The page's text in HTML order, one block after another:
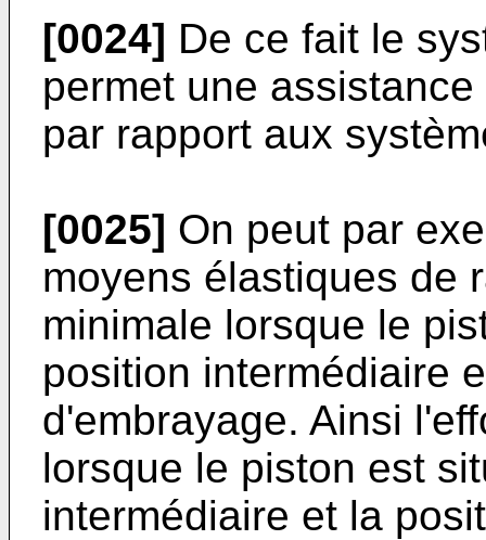
[0024] De ce fait le
permet une
par rapport aux
[0025] On peut par
moyens élastiques de
minimale lorsque le
position intermédiaire
d'embrayage. Ainsi
lorsque le piston est
intermédiaire et la